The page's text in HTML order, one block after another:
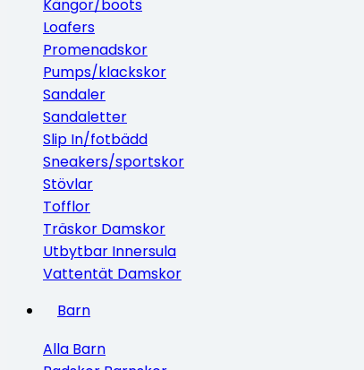
Kängor/boots
Loafers
Promenadskor
Pumps/klackskor
Sandaler
Sandaletter
Slip In/fotbädd
Sneakers/sportskor
Stövlar
Tofflor
Träskor Damskor
Utbytbar Innersula
Vattentät Damskor
Barn
Alla Barn